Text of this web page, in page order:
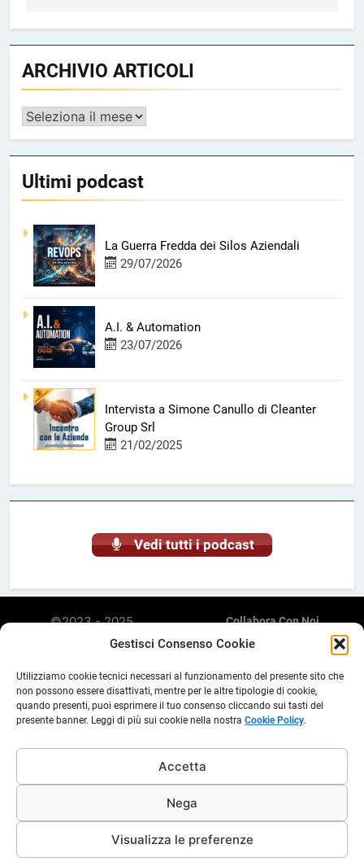
Gestisci Consenso Cookie
Utilizziamo cookie tecnici necessari al funzionamento del presente sito che
non possono essere disattivati, mentre per le altre tipologie di cookie,
quando presenti, puoi esprimere il tuo consenso cliccando sui tasti del
presente banner. Leggi di più sui cookie nella nostra Cookie Policy.
Accetta
Nega
Visualizza le preferenze
ARCHIVIO ARTICOLI
ARCHIVIO
Ultimi podcast
La Guerra Fredda dei Silos Aziendali
29/07/2026
A.I. & Automation
23/07/2026
Intervista a Simone Canullo di Cleanter
Group Srl
21/02/2025
Vedi tutti i podcast
©2023 - 2025
Radiomarketing è una
streaming, podcasting,
aggregatore di contenuti e
diffusione comunicati
stampa. Non è una testata
giornalistica e il suo
periodico. Sito gestito in
Ass. Modus P.IVA
05096700280
Collabora Con Noi
Privacy Policy
Abusi E Violazione Di Copyright
Discalimer E Note Legali
Inserimento Comunicati
Stampa E Contenuti Su